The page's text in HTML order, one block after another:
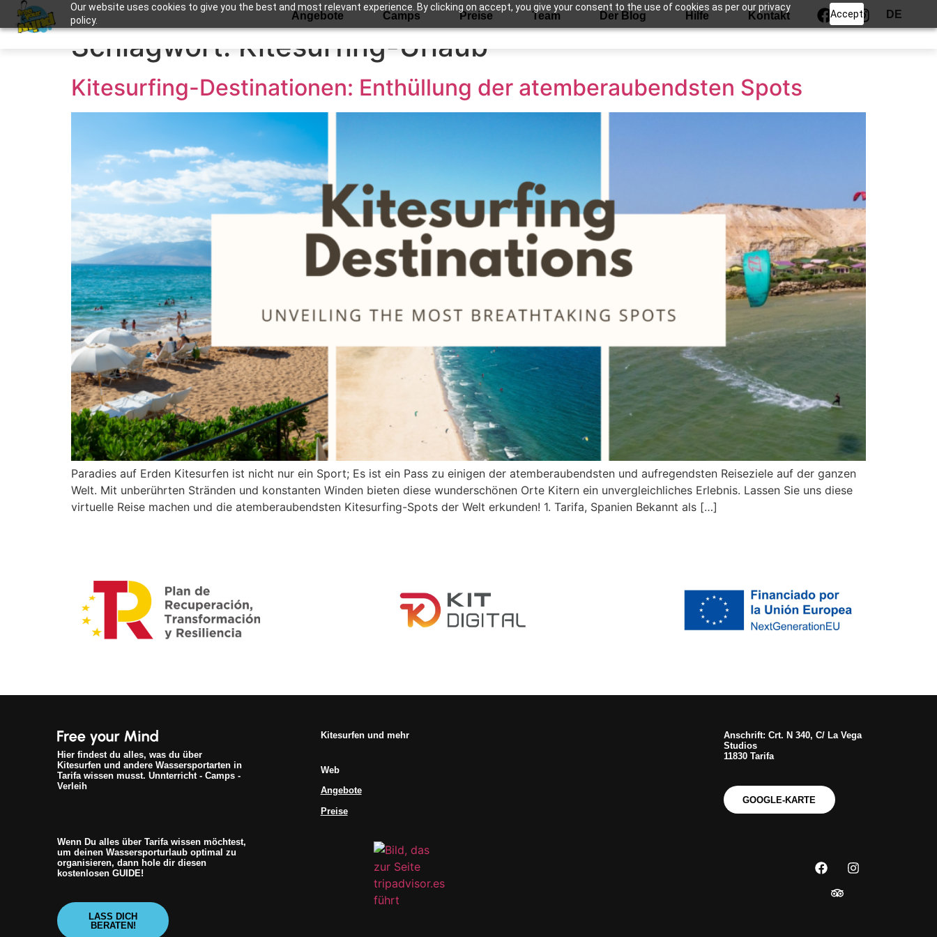
Our website uses cookies to give you the best and most relevant experience. By clicking on accept, you give your consent to the use of cookies as per our privacy
policy.
Accept
Angebote Camps Preise Team Der Blog Hilfe Kontakt DE
Apuntame !
Schlagwort: Kitesurfing-Urlaub
Kitesurfing-Destinationen: Enthüllung der atemberaubendsten Spots
Paradies auf Erden Kitesurfen ist nicht nur ein Sport; Es ist ein Pass zu einigen der atemberaubendsten und aufregendsten Reiseziele auf der ganzen
Welt. Mit unberührten Stränden und konstanten Winden bieten diese wunderschönen Orte Kitern ein unvergleichliches Erlebnis. Lassen Sie uns diese
virtuelle Reise machen und die atemberaubendsten Kitesurfing-Spots der Welt erkunden! 1. Tarifa, Spanien Bekannt als […]
Hier findest du alles, was du über
Kitesurfen und andere Wassersportarten in
Tarifa wissen musst. Unnterricht - Camps -
Verleih
Wenn Du alles über Tarifa wissen möchtest,
um deinen Wassersporturlaub optimal zu
organisieren, dann hole dir diesen
kostenlosen GUIDE!
LASS DICH
BERATEN!
Kitesurfen und mehr
Web
Angebote
Preise
Anschrift: Crt. N 340, C/ La Vega
Studios
11830 Tarifa
GOOGLE-KARTE